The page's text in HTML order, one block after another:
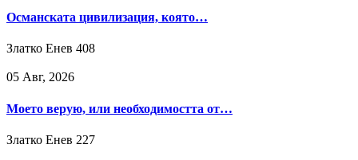
Османската цивилизация, която…
Златко Енев 408
05 Авг, 2026
Моето верую, или необходимостта от…
Златко Енев 227